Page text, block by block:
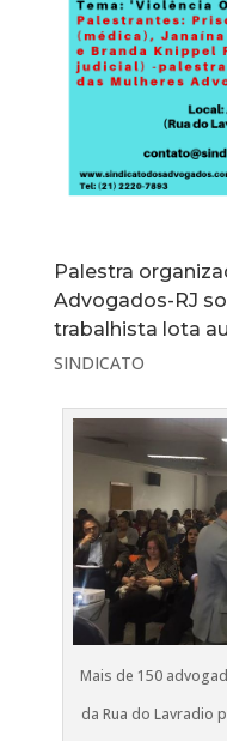
Palestra
Advogados-RJ
trabalhista lota
SINDICATO
Mais de 150
da Rua do Lavradio